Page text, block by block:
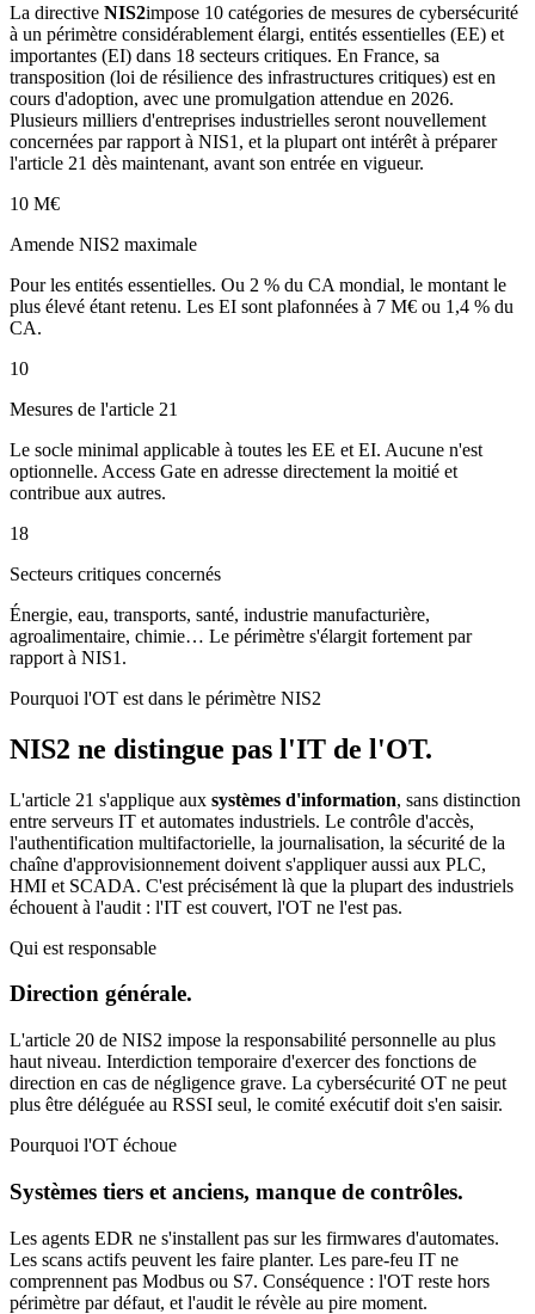
La directive NIS2impose 10 catégories de mesures de cybersécurité
à un périmètre considérablement élargi, entités essentielles (EE) et
importantes (EI) dans 18 secteurs critiques. En France, sa
transposition (loi de résilience des infrastructures critiques) est en
cours d'adoption, avec une promulgation attendue en 2026.
Plusieurs milliers d'entreprises industrielles seront nouvellement
concernées par rapport à NIS1, et la plupart ont intérêt à préparer
l'article 21 dès maintenant, avant son entrée en vigueur.
10 M€
Amende NIS2 maximale
Pour les entités essentielles. Ou 2 % du CA mondial, le montant le
plus élevé étant retenu. Les EI sont plafonnées à 7 M€ ou 1,4 % du
CA.
10
Mesures de l'article 21
Le socle minimal applicable à toutes les EE et EI. Aucune n'est
optionnelle. Access Gate en adresse directement la moitié et
contribue aux autres.
18
Secteurs critiques concernés
Énergie, eau, transports, santé, industrie manufacturière,
agroalimentaire, chimie… Le périmètre s'élargit fortement par
rapport à NIS1.
Pourquoi l'OT est dans le périmètre NIS2
NIS2 ne distingue pas l'IT de l'OT.
L'article 21 s'applique aux systèmes d'information, sans distinction
entre serveurs IT et automates industriels. Le contrôle d'accès,
l'authentification multifactorielle, la journalisation, la sécurité de la
chaîne d'approvisionnement doivent s'appliquer aussi aux PLC,
HMI et SCADA. C'est précisément là que la plupart des industriels
échouent à l'audit : l'IT est couvert, l'OT ne l'est pas.
Qui est responsable
Direction générale.
L'article 20 de NIS2 impose la responsabilité personnelle au plus
haut niveau. Interdiction temporaire d'exercer des fonctions de
direction en cas de négligence grave. La cybersécurité OT ne peut
plus être déléguée au RSSI seul, le comité exécutif doit s'en saisir.
Pourquoi l'OT échoue
Systèmes tiers et anciens, manque de contrôles.
Les agents EDR ne s'installent pas sur les firmwares d'automates.
Les scans actifs peuvent les faire planter. Les pare-feu IT ne
comprennent pas Modbus ou S7. Conséquence : l'OT reste hors
périmètre par défaut, et l'audit le révèle au pire moment.